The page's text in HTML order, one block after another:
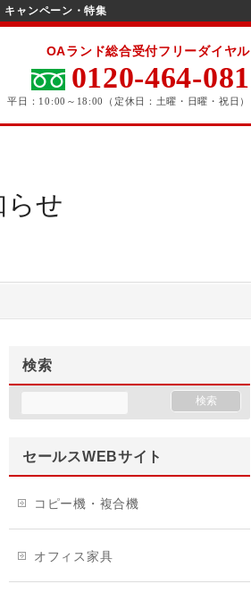
キャンペーン・特集
OAランド総合受付フリーダイヤル
0120-464-081
平日：10:00～18:00（定休日：土曜・日曜・祝日）
らせ
検索
セールスWEBサイト
コピー機・複合機
オフィス家具